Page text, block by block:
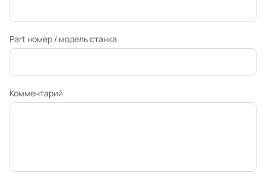
Part номер / модель станка
Комментарий